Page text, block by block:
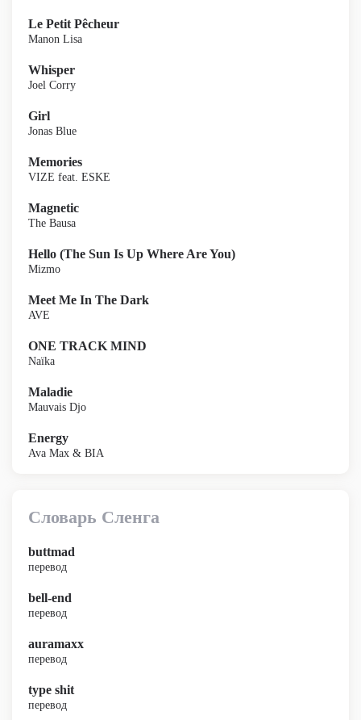
Le Petit Pêcheur
Manon Lisa
Whisper
Joel Corry
Girl
Jonas Blue
Memories
VIZE feat. ESKE
Magnetic
The Bausa
Hello (The Sun Is Up Where Are You)
Mizmo
Meet Me In The Dark
AVE
ONE TRACK MIND
Naïka
Maladie
Mauvais Djo
Energy
Ava Max & BIA
Словарь Сленга
buttmad
перевод
bell-end
перевод
auramaxx
перевод
type shit
перевод